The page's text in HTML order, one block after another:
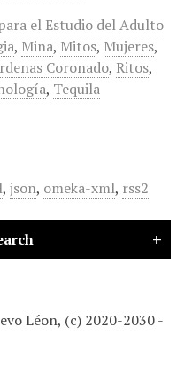
el Estudio del Adulto
, Mina, Mitos, Mujeres,
Coronado, Ritos,
, Tequila
, json, omeka-xml, rss2
Léon, (c) 2020-2030 -